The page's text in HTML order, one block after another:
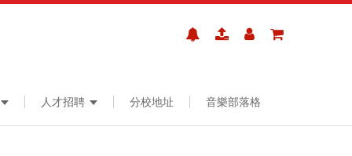
人才招聘 分校地址 音樂部落格